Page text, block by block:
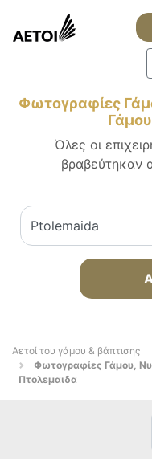
Φωτογραφίες
Όλες οι
βραβεύτηκαν
Αετοί του γάμου & βάπτισης
Φωτογραφίες Γάμου,
Πτολεμαιδα